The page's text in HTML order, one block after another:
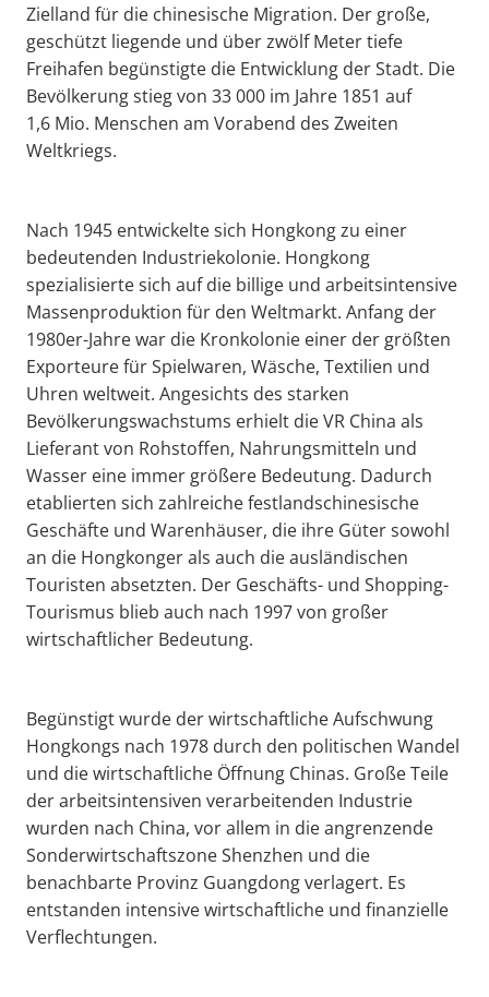
Zielland für die chinesische Migration. Der große,
geschützt liegende und über zwölf Meter tiefe
Freihafen begünstigte die Entwicklung der Stadt. Die
Bevölkerung stieg von 33 000 im Jahre 1851 auf
1,6 Mio. Menschen am Vorabend des Zweiten
Weltkriegs.
Nach 1945 entwickelte sich Hongkong zu einer
bedeutenden Industriekolonie. Hongkong
spezialisierte sich auf die billige und arbeitsintensive
Massenproduktion für den Weltmarkt. Anfang der
1980er-Jahre war die Kronkolonie einer der größten
Exporteure für Spielwaren, Wäsche, Textilien und
Uhren weltweit. Angesichts des starken
Bevölkerungswachstums erhielt die VR China als
Lieferant von Rohstoffen, Nahrungsmitteln und
Wasser eine immer größere Bedeutung. Dadurch
etablierten sich zahlreiche festlandschinesische
Geschäfte und Warenhäuser, die ihre Güter sowohl
an die Hongkonger als auch die ausländischen
Touristen absetzten. Der Geschäfts- und Shopping-
Tourismus blieb auch nach 1997 von großer
wirtschaftlicher Bedeutung.
Begünstigt wurde der wirtschaftliche Aufschwung
Hongkongs nach 1978 durch den politischen Wandel
und die wirtschaftliche Öffnung Chinas. Große Teile
der arbeitsintensiven verarbeitenden Industrie
wurden nach China, vor allem in die angrenzende
Sonderwirtschaftszone Shenzhen und die
benachbarte Provinz Guangdong verlagert. Es
entstanden intensive wirtschaftliche und finanzielle
Verflechtungen.